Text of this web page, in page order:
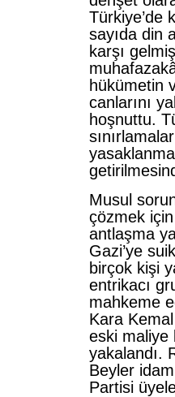
Türkiye’de
sayıda din
karşı
hükümetin
canlarını
hoşnuttu.
Musul
çözmek
antlaşma
Gazi’ye
birçok kişi
entrikacı
mahkeme
Kara
eski maliye
yakalandı.
Beyler
Partisi